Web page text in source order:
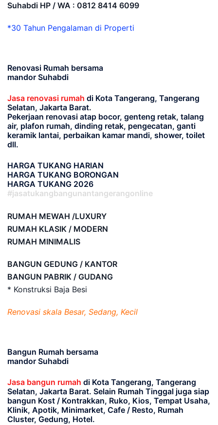
Suhabdi HP / WA : 0812 8414 6099
*30 Tahun Pengalaman di Properti
Renovasi Rumah bersama
mandor Suhabdi
Jasa renovasi rumah di Kota Tangerang, Tangerang
Selatan, Jakarta Barat.
Pekerjaan renovasi atap bocor, genteng retak, talang
air, plafon rumah, dinding retak, pengecatan, ganti
keramik lantai, perbaikan kamar mandi, shower, toilet
dll.
HARGA TUKANG HARIAN
HARGA TUKANG BORONGAN
HARGA TUKANG 2026
#jasatukangbangunantangerangonline
RUMAH MEWAH /LUXURY
RUMAH KLASIK / MODERN
RUMAH MINIMALIS
BANGUN GEDUNG / KANTOR
BANGUN PABRIK / GUDANG
* Konstruksi Baja Besi
Renovasi skala Besar, Sedang, Kecil
Bangun Rumah bersama
mandor Suhabdi
Jasa bangun rumah di Kota Tangerang, Tangerang
Selatan, Jakarta Barat. Selain Rumah Tinggal juga siap
bangun Kost / Kontrakkan, Ruko, Kios, Tempat Usaha,
Klinik, Apotik, Minimarket, Cafe / Resto, Rumah
Cluster, Gedung, Hotel.